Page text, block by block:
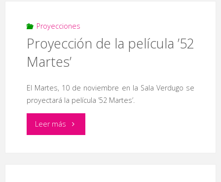
película
‘Appropiate
Behavior’"
Proyecciones
Proyección de la película ’52
Martes’
El Martes, 10 de noviembre en la Sala Verdugo se
proyectará la película ’52 Martes’.
Leer más"Proyección